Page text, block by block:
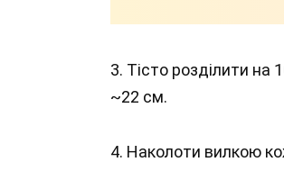
3. Тісто розділити на
~22 см.
4. Наколоти вилкою